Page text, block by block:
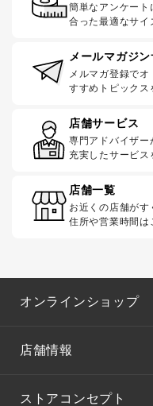
簡単なアンケート
合った最適なサイ
メールマガジ
メルマガ登録で
すすめトピックス
店舗サービス
専門アドバイザー
充実したサービス
店舗一覧
お近くの店舗がす
住所や営業時間は
オンラインショップ
店舗情報
ストアコンセプト